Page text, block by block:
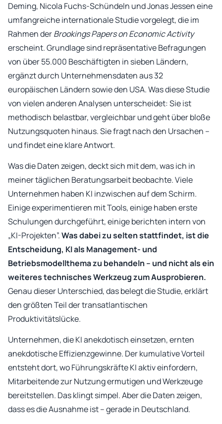
Deming, Nicola Fuchs-Schündeln und Jonas Jessen eine
umfangreiche internationale Studie vorgelegt, die im
Rahmen derBrookings Papers on Economic Activity
erscheint. Grundlage sind repräsentative Befragungen
von über 55.000 Beschäftigten in sieben Ländern,
ergänzt durch Unternehmensdaten aus 32
europäischen Ländern sowie den USA. Was diese Studie
von vielen anderen Analysen unterscheidet: Sie ist
methodisch belastbar, vergleichbar und geht über bloße
Nutzungsquoten hinaus. Sie fragt nach den Ursachen –
und findet eine klare Antwort.
Was die Daten zeigen, deckt sich mit dem, was ich in
meiner täglichen Beratungsarbeit beobachte. Viele
Unternehmen haben KI inzwischen auf dem Schirm.
Einige experimentieren mit Tools, einige haben erste
Schulungen durchgeführt, einige berichten intern von
„KI-Projekten”.Was dabei zu selten stattfindet, ist die
Entscheidung, KI als Management- und
Betriebsmodellthema zu behandeln – und nicht als ein
weiteres technisches Werkzeug zum Ausprobieren.
Genau dieser Unterschied, das belegt die Studie, erklärt
den größten Teil der transatlantischen
Produktivitätslücke.
Unternehmen, die KI anekdotisch einsetzen, ernten
anekdotische Effizienzgewinne. Der kumulative Vorteil
entsteht dort, wo Führungskräfte KI aktiv einfordern,
Mitarbeitende zur Nutzung ermutigen und Werkzeuge
bereitstellen. Das klingt simpel. Aber die Daten zeigen,
dass es die Ausnahme ist – gerade in Deutschland.